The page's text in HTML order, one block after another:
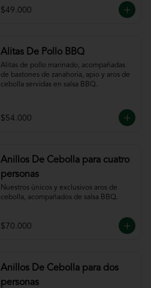
$49.000
Alitas De Pollo BBQ
Alitas de pollo marinado, acompañadas
de bastones de zanahoria, apio y aros de
cebolla servidas en salsa BBQ.
$54.000
Anillos De Cebolla para cuatro
personas
Nuestros únicos y exclusivos aros de
cebolla, acompañados de salsa BBQ.
$70.000
Anillos De Cebolla para dos
personas